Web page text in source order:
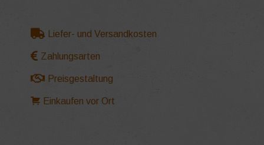
Liefer- und Versandkosten
Zahlungsarten
Preisgestaltung
Einkaufen vor Ort